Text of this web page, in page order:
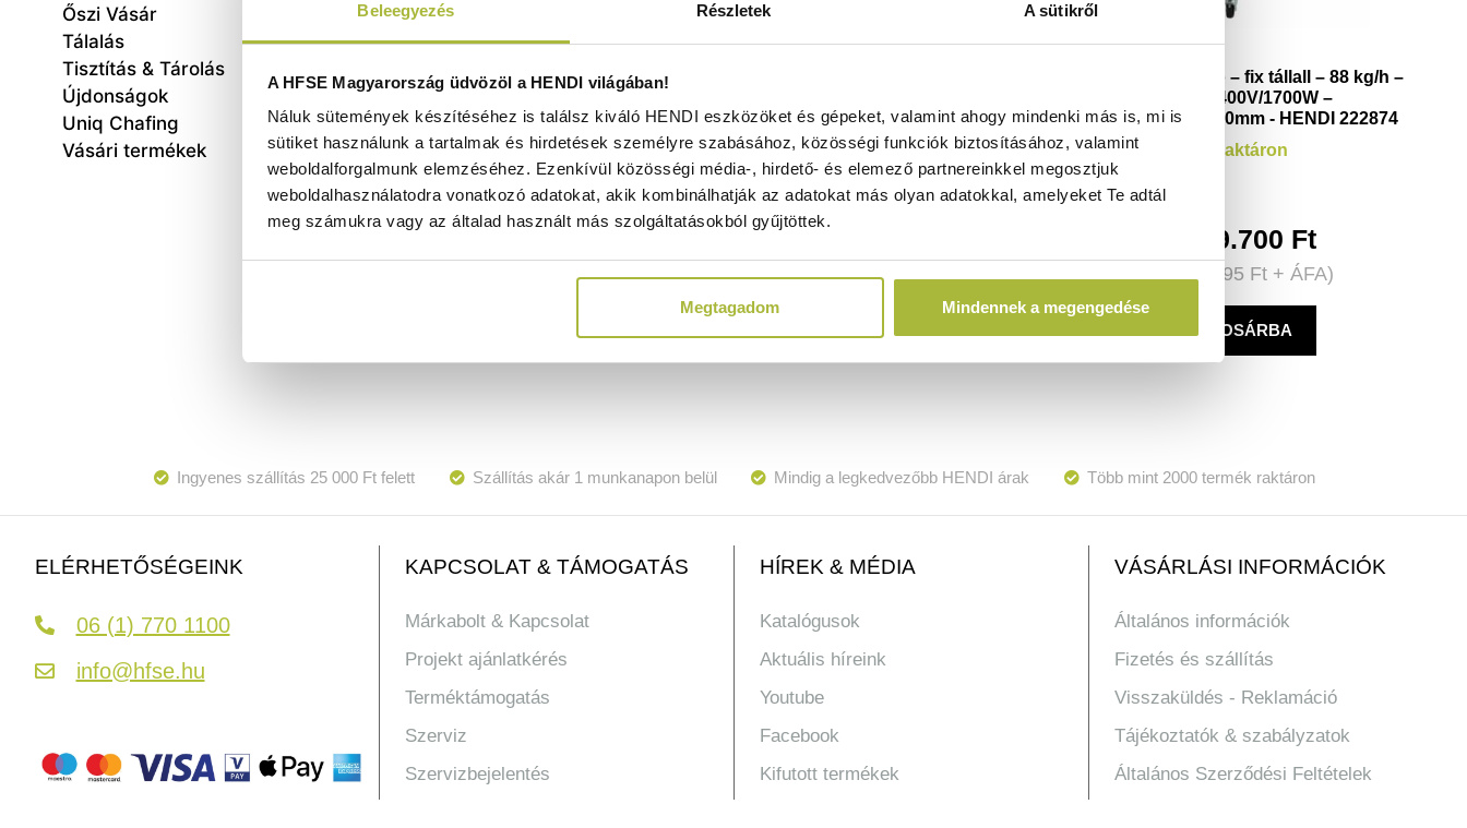
Beleegyezés Részletek A sütikről
A HFSE Magyarország üdvözöl a HENDI világában!
Náluk sütemények készítéséhez is találsz kiváló HENDI eszközöket és gépeket, valamint ahogy mindenki más is, mi is
sütiket használunk a tartalmak és hirdetések személyre szabásához, közösségi funkciók biztosításához, valamint
weboldalforgalmunk elemzéséhez. Ezenkívül közösségi média-, hirdető- és elemező partnereinkkel megosztjuk
weboldalhasználatodra vonatkozó adatokat, akik kombinálhatják az adatokat más olyan adatokkal, amelyeket Te adtál
meg számukra vagy az általad használt más szolgáltatásokból gyűjtöttek.
Megtagadom Mindennek a megengedése
Őszi Vásár
Tálalás
Tisztítás & Tárolás
Újdonságok
Uniq Chafing
Vásári termékek
Jégkása gép 1×12 l – Arktic – 12L –
Fekete – 220-240V/380W –
205x507x(H)810mm - HENDI 274354
Raktáron
Ft
412.969Ft+ ÁFA)
HENDI 274361
Nincs raktáron
(556.465Ft+ ÁFA)
Spirál dagasztó – fix tállall – 88 kg/h –
32L – 400V/1700W –
435x750x(H)810mm - HENDI 222874
Raktáron
949.700 Ft
(747.795 Ft+ ÁFA)
KOSÁRBA
Ingyenes szállítás 25 000 Ft felett Szállítás akár 1 munkanapon belül Mindig a legkedvezőbb HENDI árak Több mint 2000 termék raktáron
ELÉRHETŐSÉGEINK
06 (1) 770 1100
info@hfse.hu
KAPCSOLAT & TÁMOGATÁS
Márkabolt & Kapcsolat
Projekt ajánlatkérés
Terméktámogatás
Szerviz
Szervizbejelentés
HÍREK & MÉDIA
Katalógusok
Aktuális híreink
Youtube
Facebook
Kifutott termékek
VÁSÁRLÁSI INFORMÁCIÓK
Általános információk
Fizetés és szállítás
Visszaküldés - Reklamáció
Tájékoztatók & szabályzatok
Általános Szerződési Feltételek